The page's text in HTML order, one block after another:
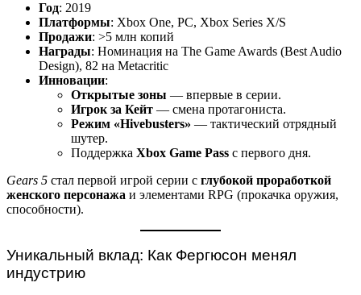
Год: 2019
Платформы: Xbox One, PC, Xbox Series X/S
Продажи: >5 млн копий
Награды: Номинация на The Game Awards (Best Audio
Design), 82 на Metacritic
Инновации:
Открытые зоны — впервые в серии.
Игрок за Кейт — смена протагониста.
Режим «Hivebusters» — тактический отрядный
шутер.
Поддержка Xbox Game Pass с первого дня.
Gears 5 стал первой игрой серии с глубокой проработкой
женского персонажа и элементами RPG (прокачка оружия,
способности).
Уникальный вклад: Как Фергюсон менял
индустрию